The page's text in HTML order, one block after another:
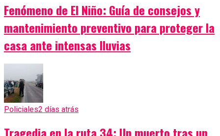
Fenómeno de El Niño: Guía de consejos y
mantenimiento preventivo para proteger la
casa ante intensas lluvias
Policiales2 días atrás
Tragedia en la ruta 34: Un muerto tras un